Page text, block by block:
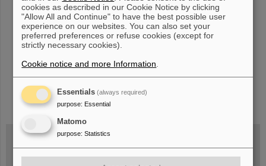
....
»
instagramlinkedin youtubehelmholtz.socialfacebook
Wed, August 19, 2026 | 2 p.m.
Warum existiert nicht einfach nichts?
cookies as described in our Cookie Notice by clicking
"Allow All and Continue" to have the best possible user
experience on our websites. You can also set your
preferred preferences or refuse cookies (except for
strictly necessary cookies).
Cookie notice and more Information
Essentials (always required)
purpose: Essential
Matomo
purpose: Statistics